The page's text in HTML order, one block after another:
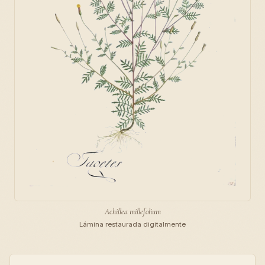
Achillea millefolium
Lámina restaurada digitalmente